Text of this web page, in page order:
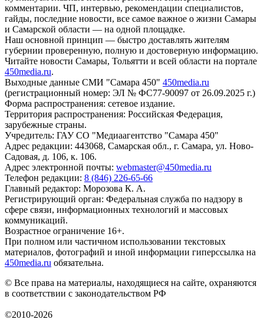
комментарии. ЧП, интервью, рекомендации специалистов,
гайды, последние новости, все самое важное о жизни Самары
и Самарской области — на одной площадке.
Наш основной принцип — быстро доставлять жителям
губернии проверенную, полную и достоверную информацию.
Читайте новости Самары, Тольятти и всей области на портале
450media.ru.
Выходные данные СМИ "Самара 450" 450media.ru
(регистрационный номер: ЭЛ № ФС77-90097 от 26.09.2025 г.)
Форма распространения: сетевое издание.
Территория распространения: Российская Федерация,
зарубежные страны.
Учредитель: ГАУ СО "Медиаагентство "Самара 450"
Адрес редакции: 443068, Самарская обл., г. Самара, ул. Ново-
Садовая, д. 106, к. 106.
Адрес электронной почты: webmaster@450media.ru
Телефон редакции: 8 (846) 226-65-66
Главный редактор: Морозова К. А.
Регистрирующий орган: Федеральная служба по надзору в
сфере связи, информационных технологий и массовых
коммуникаций.
Возрастное ограничение 16+.
При полном или частичном использовании текстовых
материалов, фотографий и иной информации гиперссылка на
450media.ru обязательна.
© Все права на материалы, находящиеся на сайте, охраняются
в соответствии с законодательством РФ
©2010-2026